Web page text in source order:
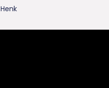
Henk